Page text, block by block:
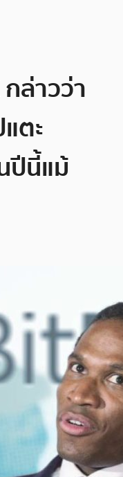
ล่าวว่า
ตะ
ปีนี้แม้